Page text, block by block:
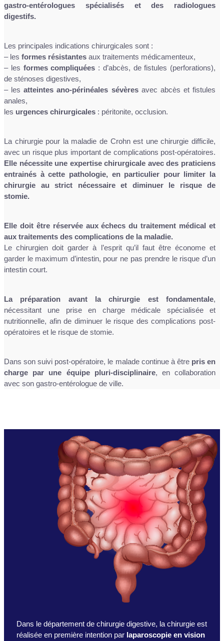
gastro-entérologues spécialisés et des radiologues
digestifs.
Les principales indications chirurgicales sont :
– les formes résistantes aux traitements médicamenteux,
– les formes compliquées : d’abcès, de fistules (perforations),
de sténoses digestives,
– lesatteintes ano-périnéales sévèresavec abcès et fistules
anales,
les urgences chirurgicales : péritonite, occlusion.
La chirurgie pour la maladie de Crohn est une chirurgie difficile,
avec un risque plus important de complications post-opératoires.
Elle nécessite une expertise chirurgicale avec des praticiens
entrainés à cette pathologie, en particulier pour limiter la
chirurgie au strict nécessaire et diminuer le risque de
stomie.
Elle doit être réservée aux échecs du traitement médical et
aux traitements des complications de la maladie.
Le chirurgien doit garder à l’esprit qu’il faut être économe et
garder le maximum d’intestin, pour ne pas prendre le risque d’un
intestin court.
La préparation avant la chirurgie est fondamentale,
nécessitant une prise en charge médicale spécialisée et
nutritionnelle, afin de diminuer le risque des complications post-
opératoires et le risque de stomie.
Dans son suivi post-opératoire, le malade continue à être pris en
charge par une équipe pluri-disciplinaire, en collaboration
avec son gastro-entérologue de ville.
Dans le département de chirurgie digestive, la chirurgie est
réalisée en première intention par laparoscopie en vision